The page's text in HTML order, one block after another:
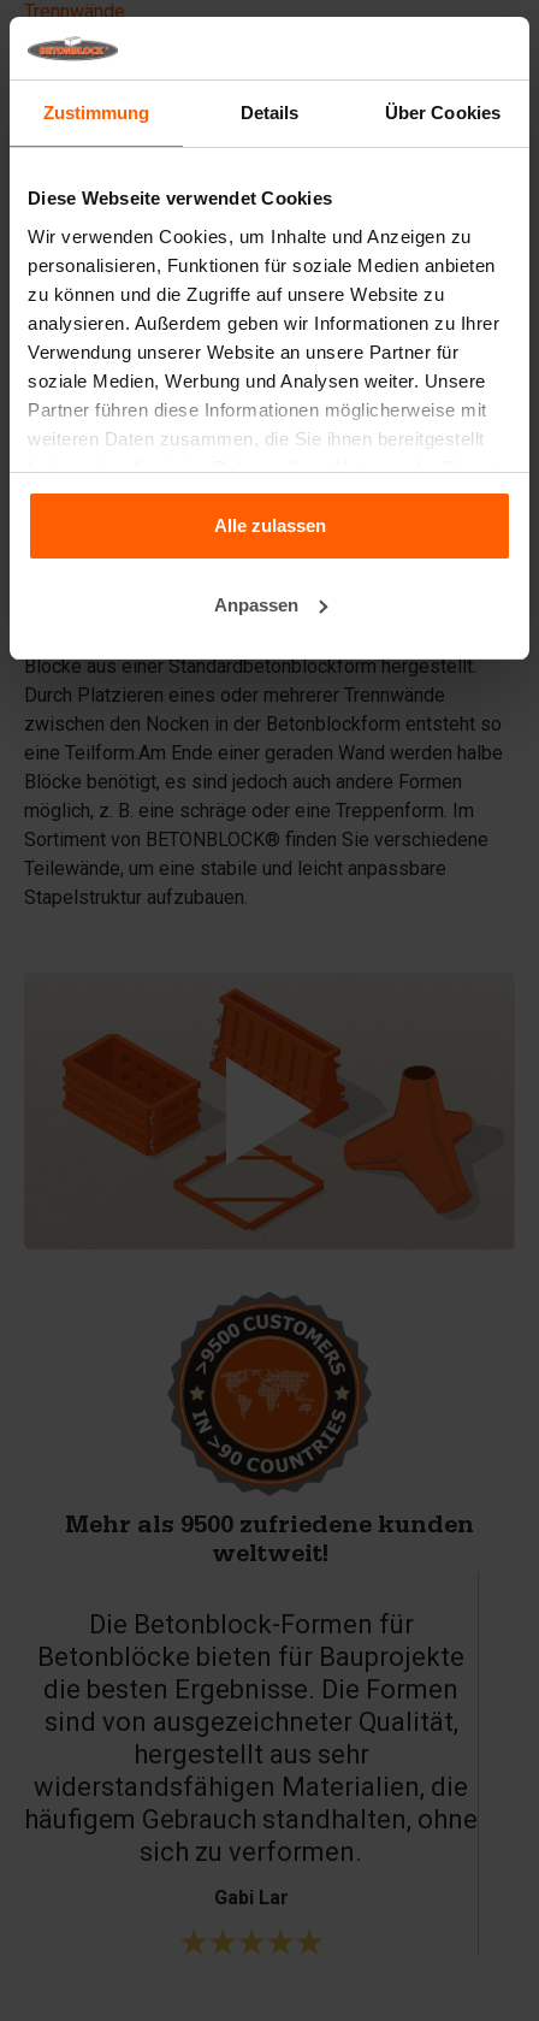
Zustimmung Details Über Cookies
Diese Webseite verwendet Cookies
Wir verwenden Cookies, um Inhalte und Anzeigen zu
personalisieren, Funktionen für soziale Medien anbieten
zu können und die Zugriffe auf unsere Website zu
analysieren. Außerdem geben wir Informationen zu Ihrer
Verwendung unserer Website an unsere Partner für
soziale Medien, Werbung und Analysen weiter. Unsere
Partner führen diese Informationen möglicherweise mit
weiteren Daten zusammen, die Sie ihnen bereitgestellt
haben oder die sie im Rahmen Ihrer Nutzung der Dienste
gesammelt haben.
Alle zulassen
Anpassen
Trennwände
Deckplatten
Häufig gestellte Fragen
Aus welchem Material sind die Gussformen
hergestellt?
Verkauft Betonblock® auch Betonblöcke?
Blöcke aus einer Standardbetonblockform hergestellt.
Durch Platzieren eines oder mehrerer Trennwände
zwischen den Nocken in der Betonblockform entsteht so
eine Teilform.Am Ende einer geraden Wand werden halbe
Blöcke benötigt, es sind jedoch auch andere Formen
möglich, z. B. eine schräge oder eine Treppenform. Im
Sortiment von BETONBLOCK® finden Sie verschiedene
Teilewände, um eine stabile und leicht anpassbare
Stapelstruktur aufzubauen.
Mehr als 9500 zufriedene kunden
weltweit!
Die Betonblock-Formen für
Betonblöcke bieten für Bauprojekte
die besten Ergebnisse. Die Formen
sind von ausgezeichneter Qualität,
hergestellt aus sehr
widerstandsfähigen Materialien, die
häufigem Gebrauch standhalten, ohne
sich zu verformen.
Gabi Lar